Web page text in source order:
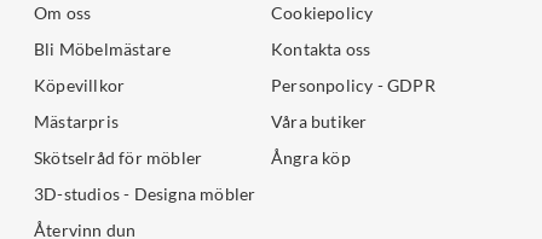
Om oss
Bli Möbelmästare
Köpevillkor
Mästarpris
Skötselråd för möbler
3D-studios - Designa möbler
Återvinn dun
Cookiepolicy
Kontakta oss
Personpolicy - GDPR
Våra butiker
Ångra köp